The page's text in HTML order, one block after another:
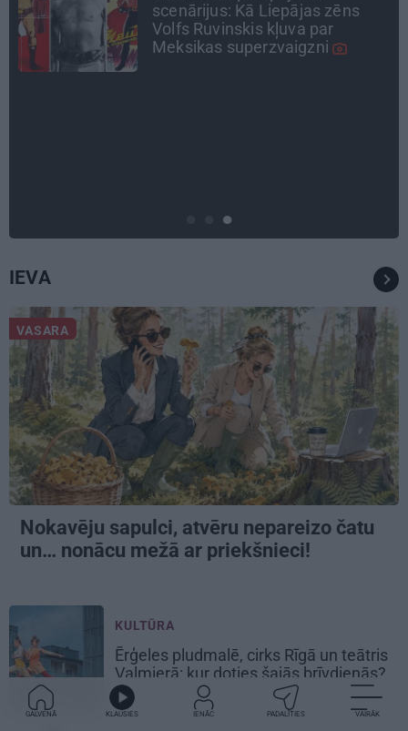
drāmām: noderīgi padomi
plānošanai un 16 galamērķu
idejas
IEVA
VASARA
Nokavēju sapulci, atvēru nepareizo čatu
un… nonācu mežā ar priekšnieci!
KULTŪRA
Ērģeles pludmalē, cirks Rīgā un teātris
Valmierā: kur doties šajās brīvdienās?
GALVENĀ KLAUSIES IENĀC PADALĪTIES VAIRĀK